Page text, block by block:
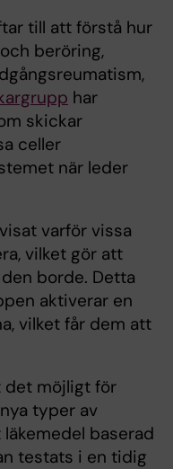
till att förstå hur
beröring,
har
skickar
celler
när leder
varför vissa
vilket gör att
borde. Detta
aktiverar en
vilket får dem att
det möjligt för
typer av
baserad
testats i en tidig